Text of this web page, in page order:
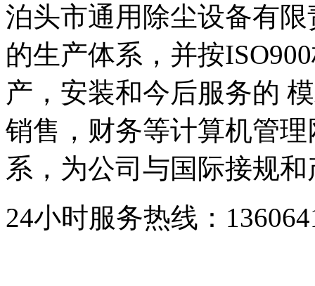
泊头市通用除尘设备有
的生产体系，并按
产，安装和今后服务的
销售，财务等计算机管
系，为公司与国际接规
24小时服务热线：